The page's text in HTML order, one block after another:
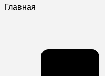
Главная